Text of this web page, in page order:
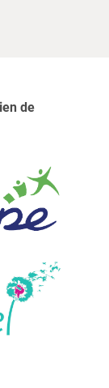
de